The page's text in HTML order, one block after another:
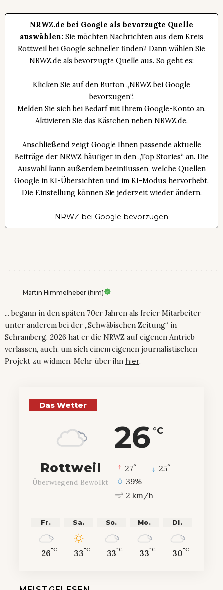
NRWZ.de bei Google als bevorzugte Quelle
auswählen: Sie möchten Nachrichten aus dem Kreis
Rottweil bei Google schneller finden? Dann wählen Sie
NRWZ.de als bevorzugte Quelle aus. So geht es:
Klicken Sie auf den Button „NRWZ bei Google
bevorzugen“.
Melden Sie sich bei Bedarf mit Ihrem Google-Konto an.
Aktivieren Sie das Kästchen neben NRWZ.de.
Anschließend zeigt Google Ihnen passende aktuelle
Beiträge der NRWZ häufiger in den „Top Stories“ an. Die
Auswahl kann außerdem beeinflussen, welche Quellen
Google in KI-Übersichten und im KI-Modus hervorhebt.
Die Einstellung können Sie jederzeit wieder ändern.
NRWZ bei Google bevorzugen
Martin Himmelheber (him)
... begann in den späten 70er Jahren als freier Mitarbeiter
unter anderem bei der „Schwäbischen Zeitung“ in
Schramberg. 2026 hat er die NRWZ auf eigenen Antrieb
verlassen, auch, um sich einem eigenen journalistischen
Projekt zu widmen. Mehr über ihn hier.
Das Wetter
26 °C
Rottweil
Überwiegend Bewölkt
27° 25°
39%
2 km/h
Fr.
26°C
Sa.
33°C
So.
33°C
Mo.
33°C
Di.
30°C